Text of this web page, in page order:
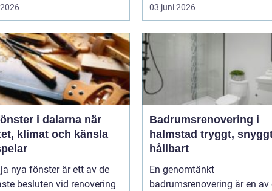
03 juni 2026
i dalarna när
klimat och känsla
nya fönster är ett av de
besluten vid renovering
Badrumsrenovering i
halmstad tryggt, snyggt och
hållbart
En genomtänkt
badrumsrenovering är en av